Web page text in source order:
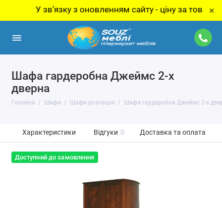
У звʼязку з оновленням сайту - ціну за товар ×
Шафа гардеробна Джеймс 2-х
дверна
Головна Шафи Шафи розпашні Шафа гардеробна Джеймс 2-х
Характеристики Відгуки 0 Доставка та оплата
Доступний до замовлення